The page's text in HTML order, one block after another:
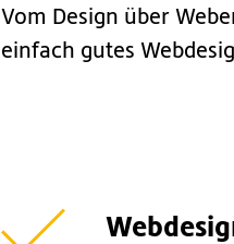
Vom Design über
einfach gutes